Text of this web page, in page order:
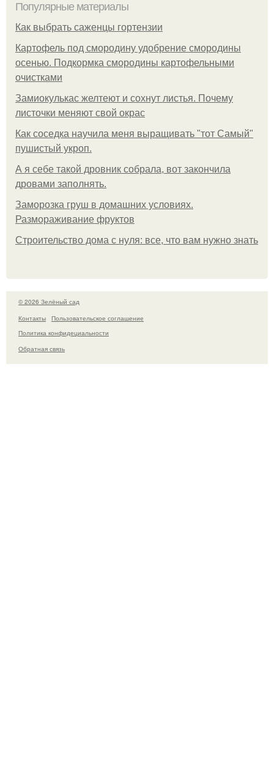
Популярные материалы
Как выбрать саженцы гортензии
Картофель под смородину удобрение смородины
осенью. Подкормка смородины картофельными
очистками
Замиокулькас желтеют и сохнут листья. Почему
листочки меняют свой окрас
Как соседка научила меня выращивать "тот Самый"
пушистый укроп.
А я себе такой дровник собрала, вот закончила
дровами заполнять.
Заморозка груш в домашних условиях.
Размораживание фруктов
Строительство дома с нуля: все, что вам нужно знать
© 2026 Зелёный сад
Контакты
Пользовательское соглашение
Политика конфидециальности
Обратная связь